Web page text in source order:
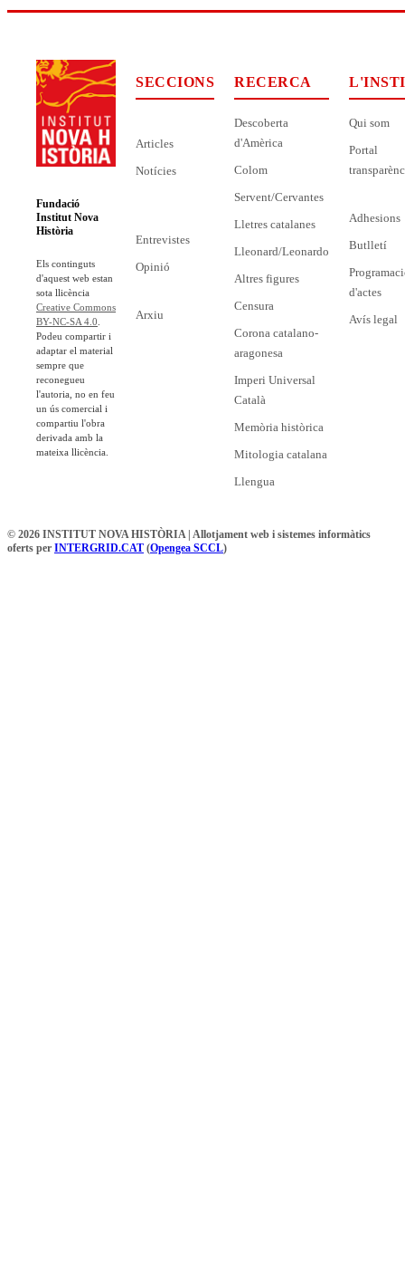
Fundació
Institut Nova
Història
Els continguts
d'aquest web estan
sota llicència
Creative Commons
BY-NC-SA 4.0
Podeu compartir i
adaptar el material
sempre que
reconegueu
l'autoria, no en feu
un ús comercial i
compartiu l'obra
derivada amb la
mateixa llicència.
SECCIONS
Articles
Notícies
Entrevistes
Opinió
Arxiu
RECERCA
Descoberta
d'Amèrica
Colom
Servent/Cervantes
Lletres catalanes
Lleonard/Leonardo
Altres figures
Censura
Corona catalano-
aragonesa
Imperi Universal
Català
Memòria històrica
Mitologia catalana
Llengua
Qui som
Portal
Adhesions
Butlletí
d'actes
Avís legal
© 2026 INSTITUT NOVA HISTÒRIA | Allotjament web i sistemes informàtics
oferts per INTERGRID.CAT (Opengea SCCL)